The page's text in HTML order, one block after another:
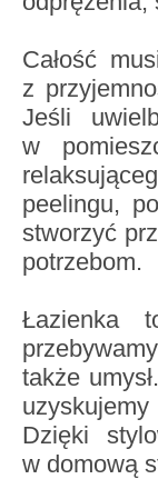
Całość
z
Jeśli
w
peelingu,
stworzyć
potrzebom.
Łazienka
także
Dzięki
w domową